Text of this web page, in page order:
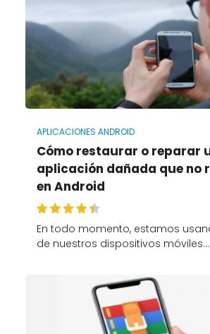
APLICACIONES ANDROID
Cómo restaurar o reparar
aplicación dañada que no
en Android
En todo momento, estamos
de nuestros dispositivos móviles…